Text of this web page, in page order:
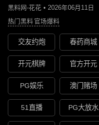
黑料网-花花 • 2026年06月11日
热门黑料 官场爆料
交友约炮 春药商城
开元棋牌 官方开元
PG娱乐 澳门赌场
51直播 PG大放水